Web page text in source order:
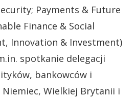
Payments & Future
Finance & Social
Innovation & Investment)
spotkanie delegacji
bankowców i
Niemiec, Wielkiej Brytanii i